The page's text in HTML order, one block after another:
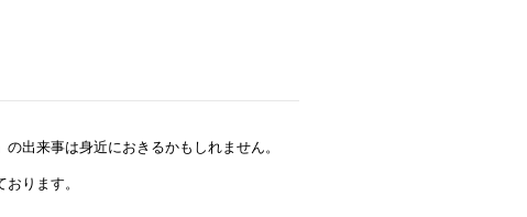
出来事は身近におきるかもしれません。
ります。